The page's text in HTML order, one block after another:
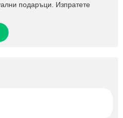
подаръци. Изпратете